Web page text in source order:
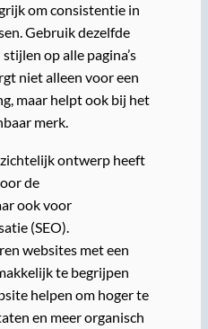
om consistentie in
Gebruik dezelfde
op alle pagina’s
niet alleen voor een
maar helpt ook bij het
merk.
ontwerp heeft
de
ook voor
(SEO).
websites met een
te begrijpen
helpen om hoger te
en meer organisch